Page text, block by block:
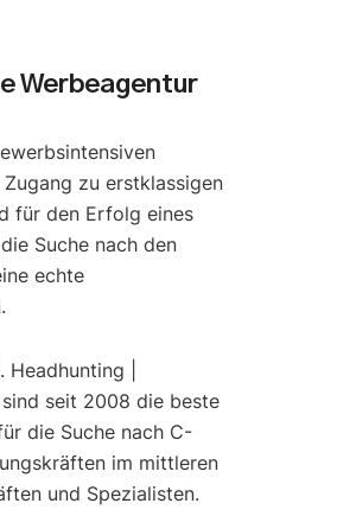
Werbeagentur
zu erstklassigen
für den Erfolg eines
Suche nach den
echte
|
seit 2008 die beste
die Suche nach C-
im mittleren
und Spezialisten.